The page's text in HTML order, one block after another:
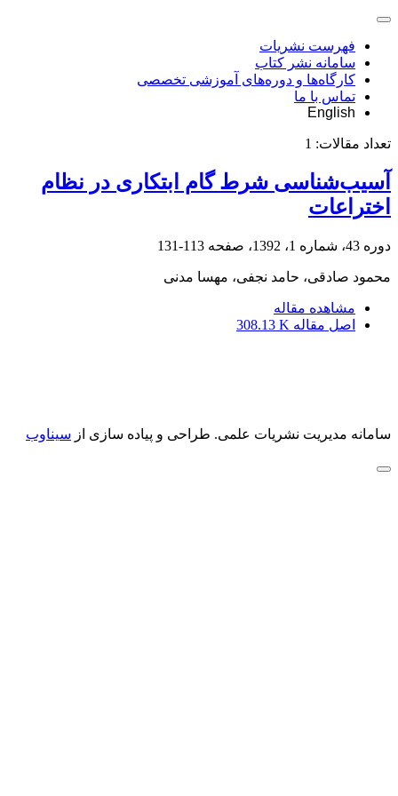
فهرست نشریات
سامانه نشر کتاب
کارگاه‌ها و دوره‌های آموزشی تخصصی
تماس با ما
English
تعداد مقالات: 1
آسیب‌شناسی شرط گام ابتکاری در نظام
اختراعات
دوره 43، شماره 1، 1392، صفحه 113-131
محمود صادقی، حامد نجفی، مهسا مدنی
مشاهده مقاله
اصل مقاله 308.13 K
سامانه مدیریت نشریات علمی. طراحی و پیاده سازی از سیناوب